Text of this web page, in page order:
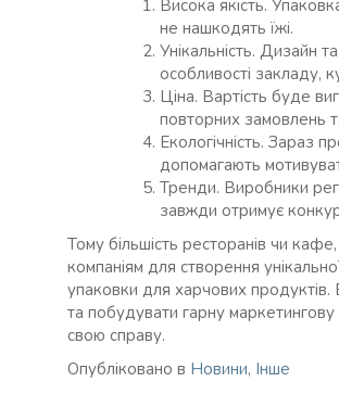
Висока якість.
не нашкодять їжі.
Унікальність. Дизайн
особливості закладу,
Ціна. Вартість буде
повторних замовлень
Екологічність. Зараз
допомагають
Тренди. Виробники
завжди отримує
Тому більшість ресторанів чи
компаніям для створення
упаковки для харчових
та побудувати гарну
свою справу.
Опубліковано в Новини, Інше